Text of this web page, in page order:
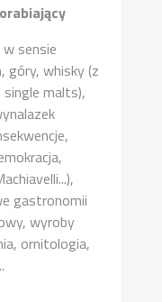
sensie
góry, whisky (z
single malts),
gastronomii
wyroby
ornitologia,